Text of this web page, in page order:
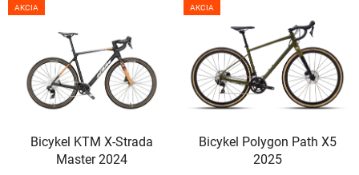
AKCIA
Bicykel KTM X-Strada
Master 2024
AKCIA
Bicykel Polygon Path X5
2025